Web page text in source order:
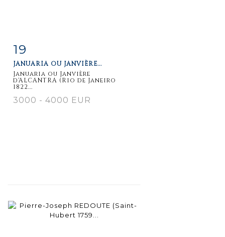
19
JANUARIA OU JANVIÈRE...
Januaria ou Janvière
d'ALCANTRA (Rio de Janeiro
1822...
3000 - 4000 EUR